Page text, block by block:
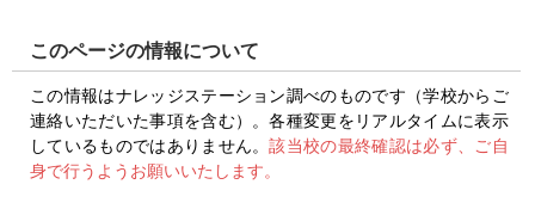
このページの情報について
この情報はナレッジステーション調べのものです（学校からご
連絡いただいた事項を含む）。各種変更をリアルタイムに表示
しているものではありません。該当校の最終確認は必ず、ご自
身で行うようお願いいたします。